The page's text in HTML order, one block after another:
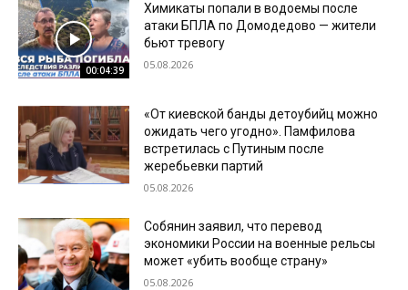
00:04:39
Химикаты попали в водоемы после
атаки БПЛА по Домодедово — жители
бьют тревогу
05.08.2026
«От киевской банды детоубийц можно
ожидать чего угодно». Памфилова
встретилась с Путиным после
жеребьевки партий
05.08.2026
Собянин заявил, что перевод
экономики России на военные рельсы
может «убить вообще страну»
05.08.2026